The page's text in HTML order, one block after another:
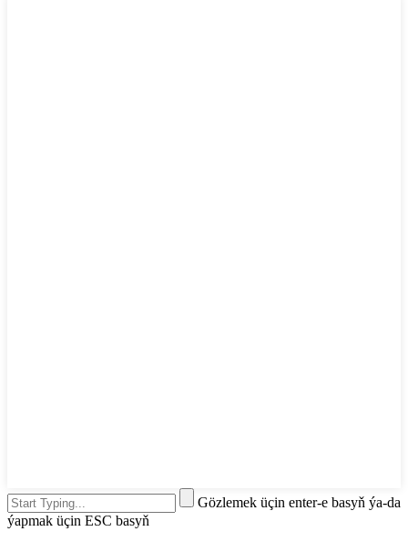
Gözlemek üçin enter-e basyň ýa-da
ýapmak üçin ESC basyň